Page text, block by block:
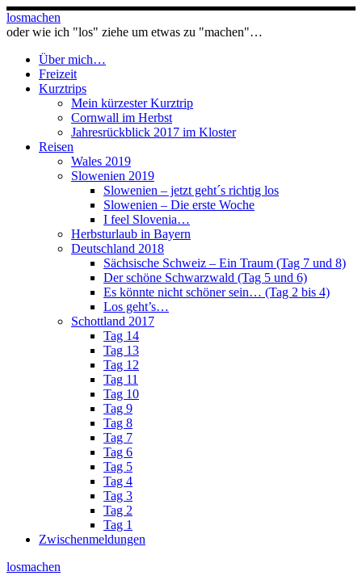
Zum
Inhalt
losmachen
oder wie ich "los" ziehe um etwas zu "machen"…
Über mich…
Freizeit
Kurztrips
Mein kürzester Kurztrip
Cornwall im Herbst
Jahresrückblick 2017 im Kloster
Reisen
Wales 2019
Slowenien 2019
Slowenien – jetzt geht´s richtig los
Slowenien – Die erste Woche
I feel Slovenia…
Herbsturlaub in Bayern
Deutschland 2018
Sächsische Schweiz – Ein Traum (Tag 7 und 8)
Der schöne Schwarzwald (Tag 5 und 6)
Es könnte nicht schöner sein… (Tag 2 bis 4)
Los geht’s…
Schottland 2017
Tag 14
Tag 13
Tag 12
Tag 11
Tag 10
Tag 9
Tag 8
Tag 7
Tag 6
Tag 5
Tag 4
Tag 3
Tag 2
Tag 1
Zwischenmeldungen
losmachen